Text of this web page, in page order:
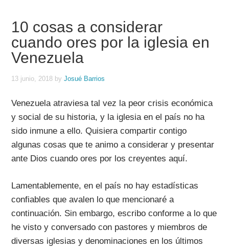
10 cosas a considerar
cuando ores por la iglesia en
Venezuela
13 junio, 2018 byJosué Barrios
Venezuela atraviesa tal vez la peor crisis económica
y social de su historia, y la iglesia en el país no ha
sido inmune a ello. Quisiera compartir contigo
algunas cosas que te animo a considerar y presentar
ante Dios cuando ores por los creyentes aquí.
Lamentablemente, en el país no hay estadísticas
confiables que avalen lo que mencionaré a
continuación. Sin embargo, escribo conforme a lo que
he visto y conversado con pastores y miembros de
diversas iglesias y denominaciones en los últimos